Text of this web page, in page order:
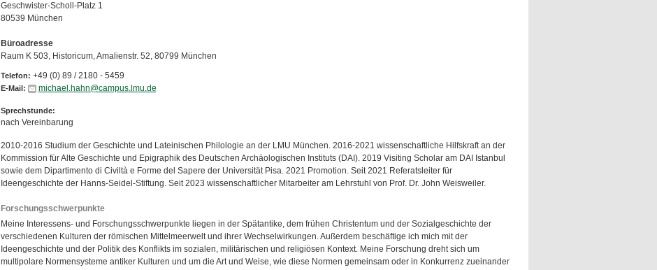
Geschwister-Scholl-Platz 1
80539 München
Büroadresse
Raum K 503, Historicum, Amalienstr. 52, 80799 München
Telefon: +49 (0) 89 / 2180 - 5459
E-Mail: michael.hahn@campus.lmu.de
Sprechstunde:
nach Vereinbarung
2010-2016 Studium der Geschichte und Lateinischen Philologie an der LMU München. 2016-2021 wissenschaftliche Hilfskraft an der
Kommission für Alte Geschichte und Epigraphik des Deutschen Archäologischen Instituts (DAI). 2019 Visiting Scholar am DAI Istanbul
sowie dem Dipartimento di Civiltà e Forme del Sapere der Universität Pisa. 2021 Promotion. Seit 2021 Referatsleiter für
Ideengeschichte der Hanns-Seidel-Stiftung. Seit 2023 wissenschaftlicher Mitarbeiter am Lehrstuhl von Prof. Dr. John Weisweiler.
Forschungsschwerpunkte
Meine Interessens- und Forschungsschwerpunkte liegen in der Spätantike, dem frühen Christentum und der Sozialgeschichte der
verschiedenen Kulturen der römischen Mittelmeerwelt und ihrer Wechselwirkungen. Außerdem beschäftige ich mich mit der
Ideengeschichte und der Politik des Konflikts im sozialen, militärischen und religiösen Kontext. Meine Forschung dreht sich um
multipolare Normensysteme antiker Kulturen und um die Art und Weise, wie diese Normen gemeinsam oder in Konkurrenz zueinander